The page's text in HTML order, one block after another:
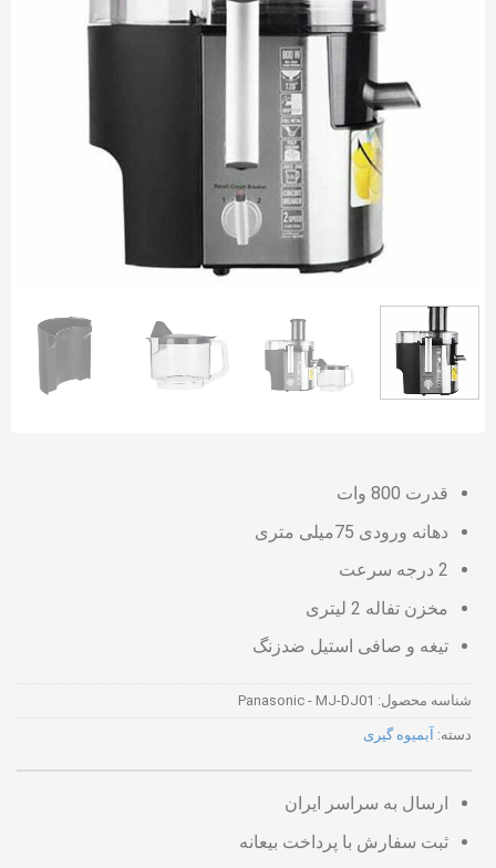
قدرت 800 وات
دهانه ورودی 75میلی متری
2 درجه سرعت
مخزن تفاله 2 لیتری
تیغه و صافی استیل ضدزنگ
شناسه محصول: Panasonic - MJ-DJ01
دسته: آبمیوه گیری
ارسال به سراسر ایران
ثبت سفارش با پرداخت بیعانه